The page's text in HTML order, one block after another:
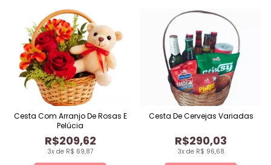
3x de R$ 69,87
R$209,62
Cesta Com Arranjo De Rosas E
Pelúcia
3x de R$ 96,68
R$290,03
Cesta De Cervejas Variadas